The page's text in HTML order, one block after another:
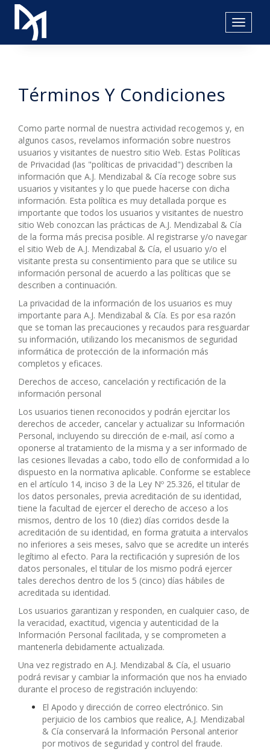
-
Términos Y Condiciones
Como parte normal de nuestra actividad recogemos y, en
algunos casos, revelamos información sobre nuestros
usuarios y visitantes de nuestro sitio Web. Estas Políticas
de Privacidad (las "políticas de privacidad") describen la
información que A.J. Mendizabal & Cía recoge sobre sus
usuarios y visitantes y lo que puede hacerse con dicha
información. Esta política es muy detallada porque es
importante que todos los usuarios y visitantes de nuestro
sitio Web conozcan las prácticas de A.J. Mendizabal & Cía
de la forma más precisa posible. Al registrarse y/o navegar
el sitio Web de A.J. Mendizabal & Cía, el usuario y/o el
visitante presta su consentimiento para que se utilice su
información personal de acuerdo a las políticas que se
describen a continuación.
La privacidad de la información de los usuarios es muy
importante para A.J. Mendizabal & Cía. Es por esa razón
que se toman las precauciones y recaudos para resguardar
su información, utilizando los mecanismos de seguridad
informática de protección de la información más
completos y eficaces.
Derechos de acceso, cancelación y rectificación de la
información personal
Los usuarios tienen reconocidos y podrán ejercitar los
derechos de acceder, cancelar y actualizar su Información
Personal, incluyendo su dirección de e-mail, así como a
oponerse al tratamiento de la misma y a ser informado de
las cesiones llevadas a cabo, todo ello de conformidad a lo
dispuesto en la normativa aplicable. Conforme se establece
en el artículo 14, inciso 3 de la Ley Nº 25.326, el titular de
los datos personales, previa acreditación de su identidad,
tiene la facultad de ejercer el derecho de acceso a los
mismos, dentro de los 10 (diez) días corridos desde la
acreditación de su identidad, en forma gratuita a intervalos
no inferiores a seis meses, salvo que se acredite un interés
legítimo al efecto. Para la rectificación y supresión de los
datos personales, el titular de los mismo podrá ejercer
tales derechos dentro de los 5 (cinco) días hábiles de
acreditada su identidad.
Los usuarios garantizan y responden, en cualquier caso, de
la veracidad, exactitud, vigencia y autenticidad de la
Información Personal facilitada, y se comprometen a
mantenerla debidamente actualizada.
Una vez registrado en A.J. Mendizabal & Cía, el usuario
podrá revisar y cambiar la información que nos ha enviado
durante el proceso de registración incluyendo:
El Apodo y dirección de correo electrónico. Sin
perjuicio de los cambios que realice, A.J. Mendizabal
& Cía conservará la Información Personal anterior
por motivos de seguridad y control del fraude.